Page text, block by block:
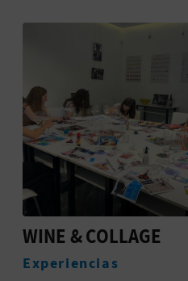
EXPERIENCIA TIERRA
Experiencias